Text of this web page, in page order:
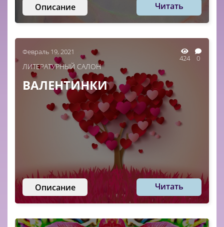
Описание Читать
Февраль 19, 2021
424 0
ЛИТЕРАТУРНЫЙ САЛОН
ВАЛЕНТИНКИ
Описание Читать